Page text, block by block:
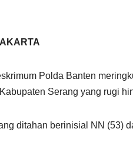
Polda Banten
Serang yang rugi
ditahan berinisial NN (53)